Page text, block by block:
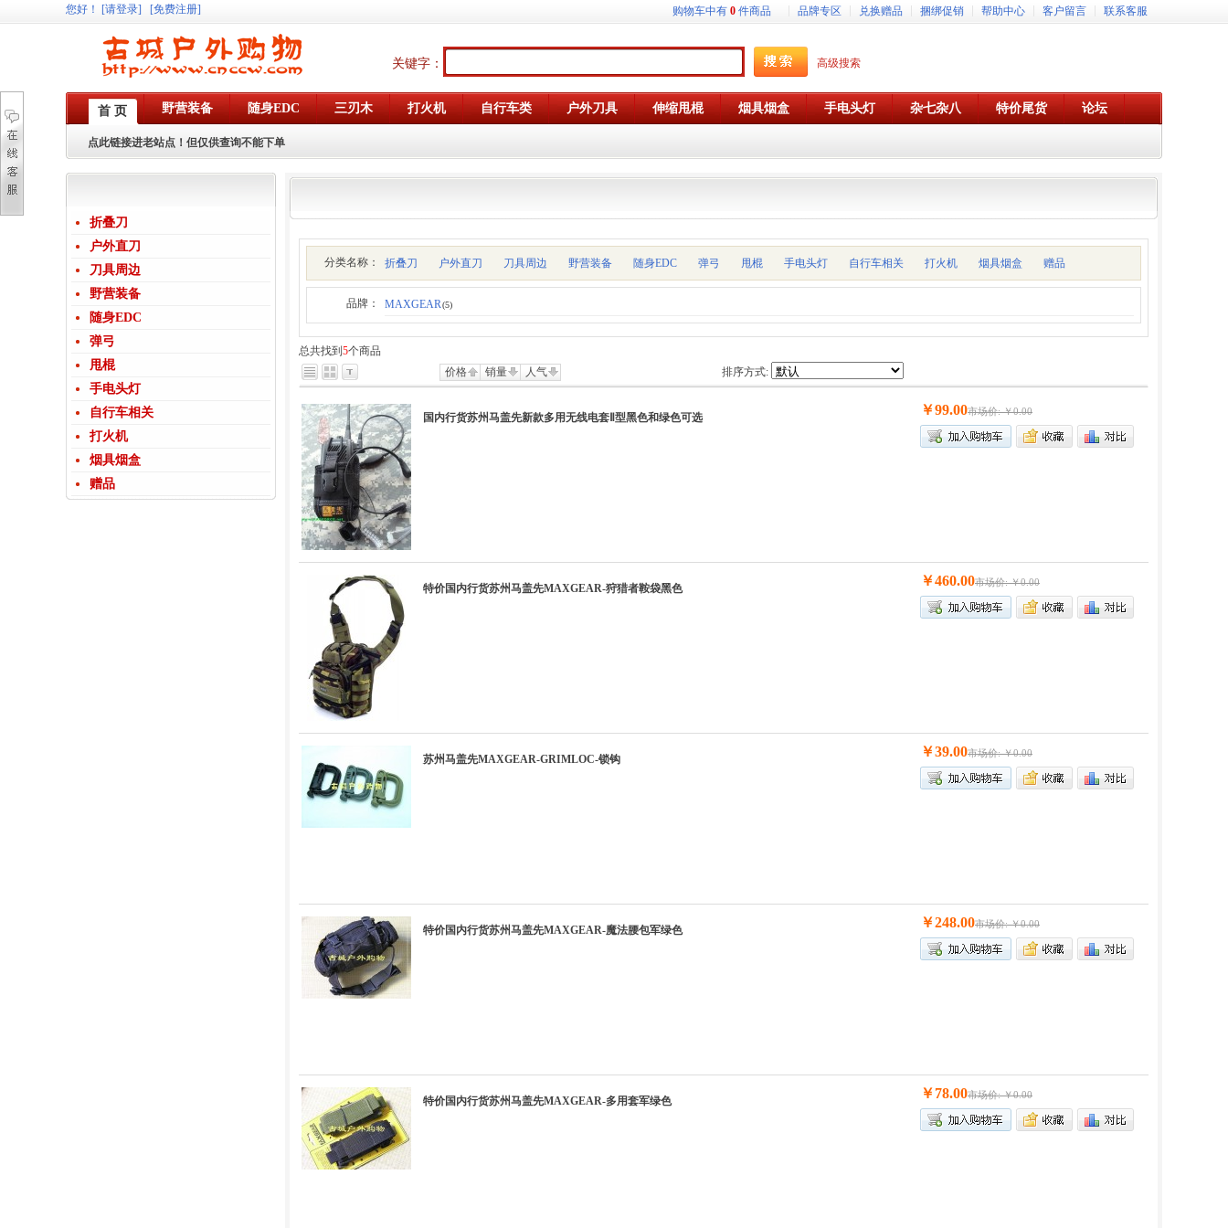
您好 ！ [请登录] [免费注册] 购物车中有 0 件商品 品牌专区 兑换赠品 捆绑促销 帮助中心 客户留言 联系客服
关键字： 高级搜索
首 页 野营装备 随身EDC 三刃木 打火机 自行车类 户外刀具 伸缩甩棍 烟具烟盒 手电头灯 杂七杂八 特价尾货 论坛
点此链接进老站点！但仅供查询不能下单
折叠刀
户外直刀
刀具周边
野营装备
随身EDC
弹弓
甩棍
手电头灯
自行车相关
打火机
烟具烟盒
赠品
分类名称： 折叠刀 户外直刀 刀具周边 野营装备 随身EDC 弹弓 甩棍 手电头灯 自行车相关 打火机 烟具烟盒 赠品
品牌： MAXGEAR(5)
总共找到 5个商品
价格
销量 人气 排序方式:
国内行货苏州马盖先新款多用无线电套Ⅱ型黑色和绿色可选 ￥99.00市场价: ￥0.00
特价国内行货苏州马盖先MAXGEAR-狩猎者鞍袋黑色 ￥460.00市场价: ￥0.00
苏州马盖先MAXGEAR-GRIMLOC-锁钩 ￥39.00市场价: ￥0.00
特价国内行货苏州马盖先MAXGEAR-魔法腰包军绿色 ￥248.00市场价: ￥0.00
特价国内行货苏州马盖先MAXGEAR-多用套军绿色 ￥78.00市场价: ￥0.00